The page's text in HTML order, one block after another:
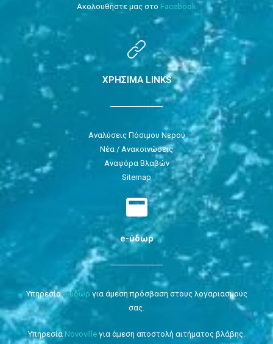
Ακολουθήστε μας στο Facebook
ΧΡΗΣΙΜΑ LINKS
Αναλύσεις Πόσιμου Νερού
Νέα / Ανακοινώσεις
Αναφόρα Βλαβών
Sitemap
e-ύδωρ
Υπηρεσίαe-ύδωρ για άμεση πρόσβαση στους λογαριασμούς
σας.
Υπηρεσία Novoville για άμεση αποστολή αιτήματος βλάβης.